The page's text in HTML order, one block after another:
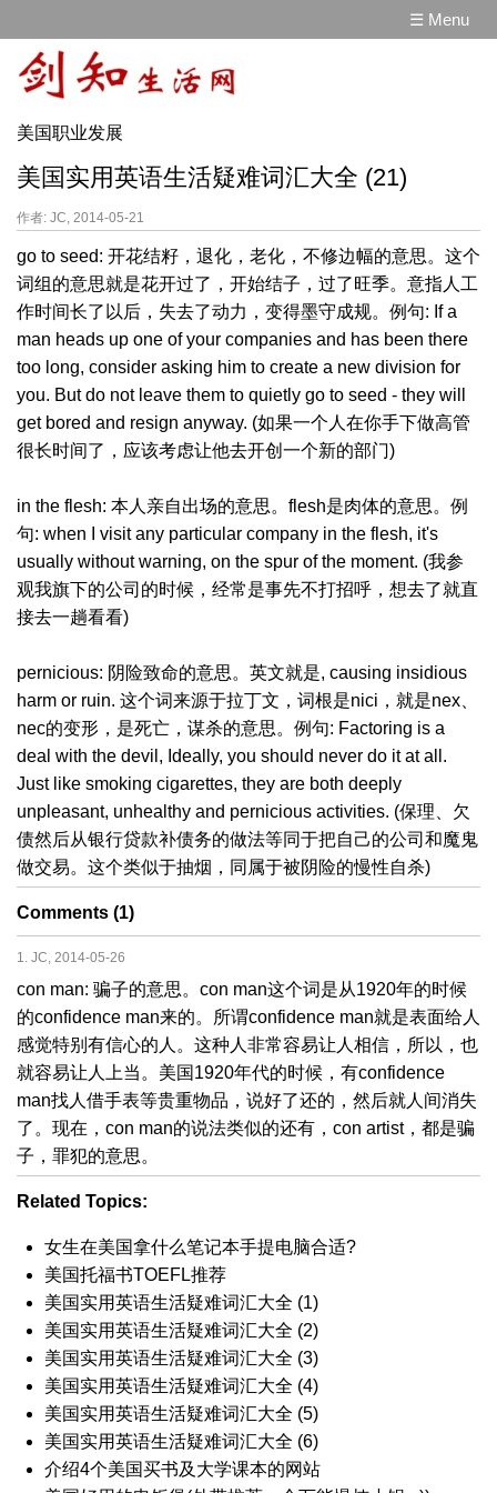
☰ Menu
美国职业发展
美国实用英语生活疑难词汇大全 (21)
作者: JC, 2014-05-21
go to seed: 开花结籽，退化，老化，不修边幅的意思。这个
词组的意思就是花开过了，开始结子，过了旺季。意指人工
作时间长了以后，失去了动力，变得墨守成规。例句: If a
man heads up one of your companies and has been there
too long, consider asking him to create a new division for
you. But do not leave them to quietly go to seed - they will
get bored and resign anyway. (如果一个人在你手下做高管
很长时间了，应该考虑让他去开创一个新的部门)
in the flesh: 本人亲自出场的意思。flesh是肉体的意思。例
句: when I visit any particular company in the flesh, it's
usually without warning, on the spur of the moment. (我参
观我旗下的公司的时候，经常是事先不打招呼，想去了就直
接去一趟看看)
pernicious: 阴险致命的意思。英文就是, causing insidious
harm or ruin. 这个词来源于拉丁文，词根是nici，就是nex、
nec的变形，是死亡，谋杀的意思。例句: Factoring is a
deal with the devil, Ideally, you should never do it at all.
Just like smoking cigarettes, they are both deeply
unpleasant, unhealthy and pernicious activities. (保理、欠
债然后从银行贷款补债务的做法等同于把自己的公司和魔鬼
做交易。这个类似于抽烟，同属于被阴险的慢性自杀)
Comments (1)
1. JC, 2014-05-26
con man: 骗子的意思。con man这个词是从1920年的时候
的confidence man来的。所谓confidence man就是表面给人
感觉特别有信心的人。这种人非常容易让人相信，所以，也
就容易让人上当。美国1920年代的时候，有confidence
man找人借手表等贵重物品，说好了还的，然后就人间消失
了。现在，con man的说法类似的还有，con artist，都是骗
子，罪犯的意思。
Related Topics:
女生在美国拿什么笔记本手提电脑合适?
美国托福书TOEFL推荐
美国实用英语生活疑难词汇大全 (1)
美国实用英语生活疑难词汇大全 (2)
美国实用英语生活疑难词汇大全 (3)
美国实用英语生活疑难词汇大全 (4)
美国实用英语生活疑难词汇大全 (5)
美国实用英语生活疑难词汇大全 (6)
介绍4个美国买书及大学课本的网站